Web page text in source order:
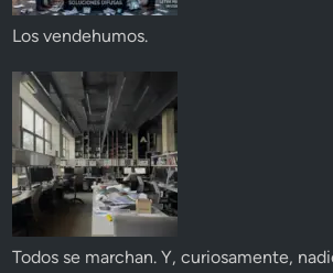
Los vendehumos.
Todos se marchan. Y, curiosamente,